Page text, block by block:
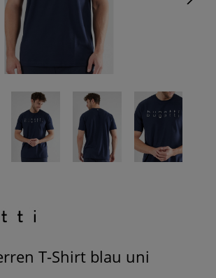
T-Shirt blau uni